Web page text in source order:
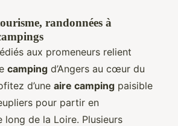
randonnées à
aux promeneurs relient
camping d’Angers au cœur du
d’une aire camping paisible
pour partir en
long de la Loire. Plusieurs